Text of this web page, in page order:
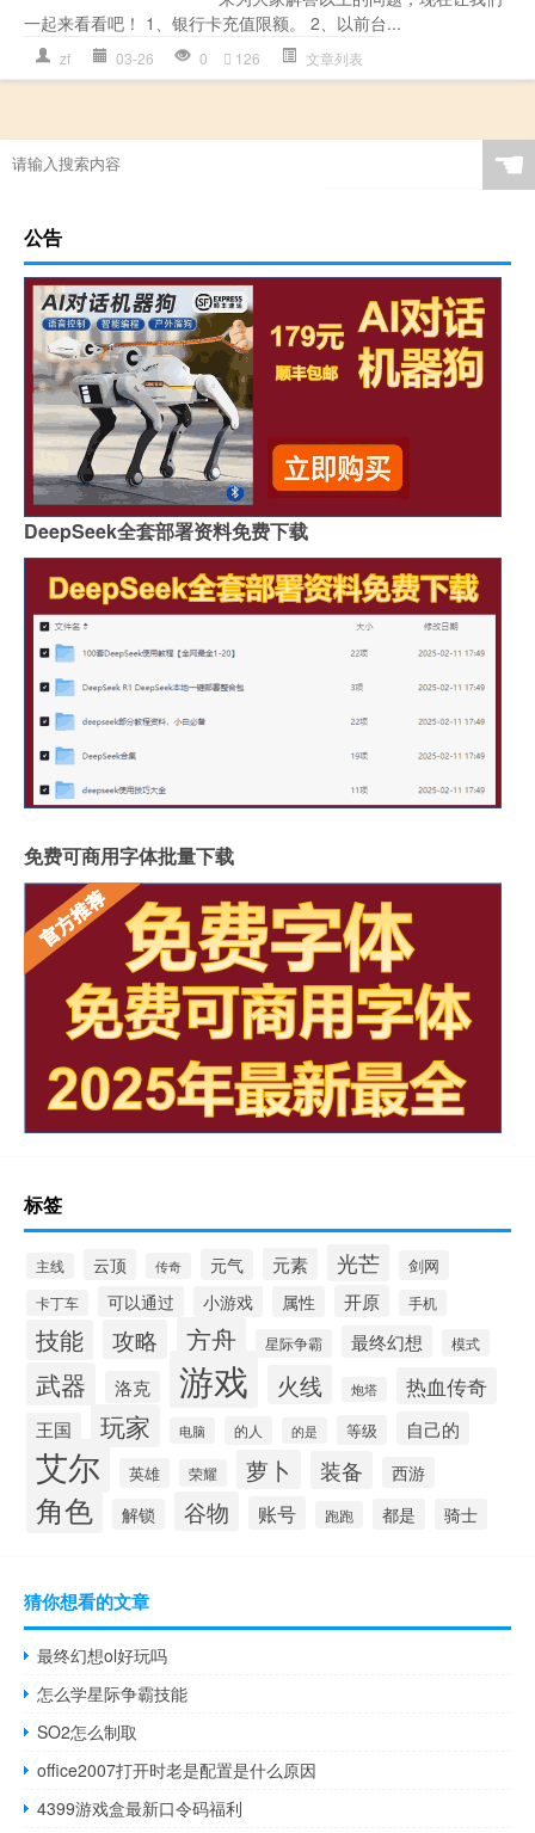
一起来看看吧！ 1、银行卡充值限额。 2、以前台...
zf 03-26 0 126 文章列表
☚
公告
DeepSeek全套部署资料免费下载
免费可商用字体批量下载
标签
主线 云顶 传奇 元气 元素 光芒 剑网
卡丁车 可以通过 小游戏 属性 开原 手机
技能 攻略 方舟 星际争霸 最终幻想 模式
武器 洛克 游戏 火线 炮塔 热血传奇
王国 玩家 电脑 的人 的是 等级 自己的
艾尔 英雄 荣耀 萝卜 装备 西游
角色 解锁 谷物 账号 跑跑 都是 骑士
猜你想看的文章
最终幻想ol好玩吗
怎么学星际争霸技能
SO2怎么制取
office2007打开时老是配置是什么原因
4399游戏盒最新口令码福利